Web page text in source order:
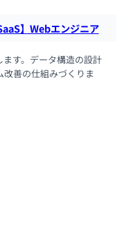
】Webエンジニア
す。データ構造の設計
善の仕組みづくりま